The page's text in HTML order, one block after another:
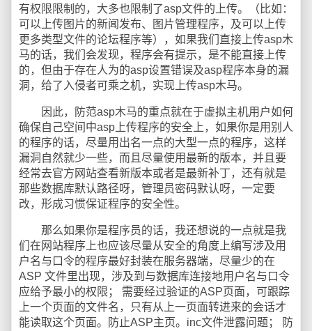
有权限限制的，大多也限制了asp文件的上传。（比如：
可以上传图片的新闻发布、图片管理程序，及可以上传
更多类型文件的论坛程序等），如果我们直接上传asp木
马的话，我们会发现，程序会有提示，是不能直接上传
的，但由于存在人为的asp设置错误及asp程序本身的漏
洞，给了入侵者可乘之机，实现上传asp木马。
因此，防范asp木马的重点就在于虚拟主机用户如何
确保自己空间中asp上传程序的安全上，如果你是用别人
的程序的话，尽量用出名一点的大型一点的程序，这样
漏洞自然就少一些，而且尽量使用最新的版本，并且要
经常去官方网站查看新版本或者是最新补丁，还有就是
那些数据库默认路径呀，管理员密码默认呀，一定要
改，形成习惯保证程序的安全性。
那么如果你是程序员的话，我还想说的一点就是我
们在网站程序上也应该尽量从安全的角度上编写涉及用
户名与口令的程序最好封装在服务器端，尽量少的在
ASP 文件里出现，涉及到与数据库连接地用户名与口令
应给予最小的权限； 需要经过验证的ASP页面，可跟踪
上一个页面的文件名，只有从上一页面转进来的会话才
能读取这个页面。防止ASP主页。inc文件泄露问题； 防